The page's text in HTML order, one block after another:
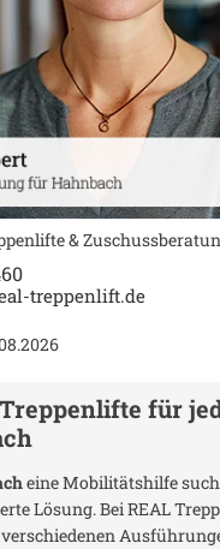
&
treppenlift.de
für
eine Mobilitätshilfe
Lösung. Bei REAL